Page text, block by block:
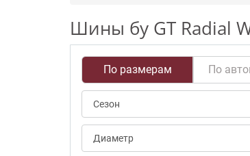
Шины бу GT Radial
По размерам По